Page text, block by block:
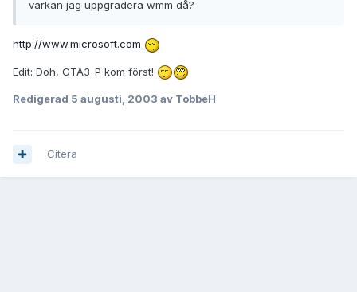
varkan jag uppgradera wmm då?
http://www.microsoft.com
Edit: Doh, GTA3_P kom först!
Redigerad 5 augusti, 2003 av TobbeH
Citera